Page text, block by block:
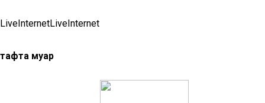
LiveInternetLiveInternet
тафта муар